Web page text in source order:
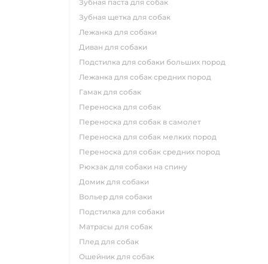
зубная паста для собак
зубная щетка для собак
лежанка для собаки
диван для собаки
подстилка для собаки больших пород
лежанка для собак средних пород
гамак для собак
переноска для собак
переноска для собак в самолет
переноска для собак мелких пород
переноска для собак средних пород
рюкзак для собаки на спину
домик для собаки
вольер для собаки
подстилка для собаки
матрасы для собак
плед для собак
ошейник для собак